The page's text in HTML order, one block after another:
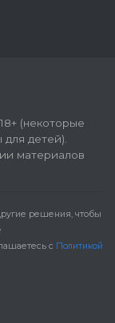
(некоторые
детей).
материалов
решения, чтобы
с Политикой